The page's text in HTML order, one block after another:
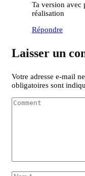
Ta version avec
réalisation
Répondre
Laisser un
Votre adresse e-mail
obligatoires sont